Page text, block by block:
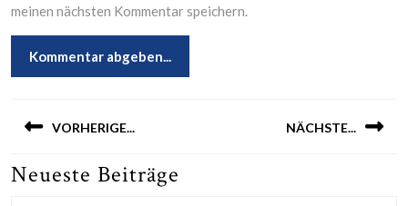
meinen nächsten Kommentar speichern.
VORHERIGE...
Previous
NÄCHSTE...
Neueste Beiträge